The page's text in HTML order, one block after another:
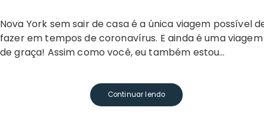
Nova York sem sair de casa é a única viagem possível de
fazer em tempos de coronavírus. E ainda é uma viagem
de graça! Assim como você, eu também estou…
Continuar lendo